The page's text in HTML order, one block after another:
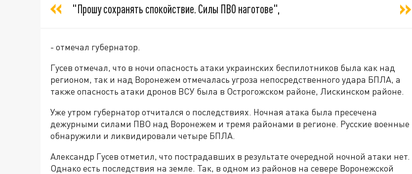
"Прошу сохранять спокойствие. Силы ПВО наготове",
- отмечал губернатор.
Гусев отмечал, что в ночи опасность атаки украинских беспилотников была как над
регионом, так и над Воронежем отмечалась угроза непосредственного удара БПЛА, а
также опасность атаки дронов ВСУ была в Острогожском районе, Лискинском районе.
Уже утром губернатор отчитался о последствиях. Ночная атака была пресечена
дежурными силами ПВО над Воронежем и тремя районами в регионе. Русские военные
обнаружили и ликвидировали четыре БПЛА.
Александр Гусев отметил, что пострадавших в результате очередной ночной атаки нет.
Однако есть последствия на земле. Так, в одном из районов на севере Воронежской